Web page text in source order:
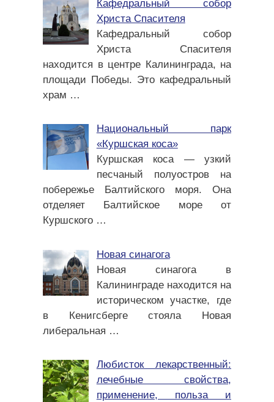
Кафедральный собор
Христа Спасителя
Кафедральный собор
Христа Спасителя
находится в центре Калининграда, на
площади Победы. Это кафедральный
храм …
Национальный парк
«Куршская коса»
Куршская коса — узкий
песчаный полуостров на
побережье Балтийского моря. Она
отделяет Балтийское море от
Куршского …
Новая синагога
Новая синагога в
Калининграде находится на
историческом участке, где
в Кенигсберге стояла Новая
либеральная …
Любисток лекарственный:
лечебные свойства,
применение, польза и